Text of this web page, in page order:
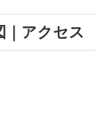
｜アクセス